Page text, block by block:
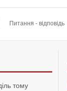
Питання - відповідь
тому